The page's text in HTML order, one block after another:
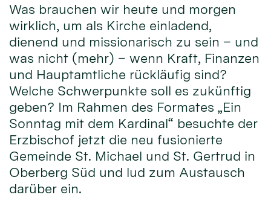
Was brauchen wir heute und morgen
wirklich, um als Kirche einladend,
dienend und missionarisch zu sein – und
was nicht (mehr) – wenn Kraft, Finanzen
und Hauptamtliche rückläufig sind?
Welche Schwerpunkte soll es zukünftig
geben? Im Rahmen des Formates „Ein
Sonntag mit dem Kardinal“ besuchte der
Erzbischof jetzt die neu fusionierte
Gemeinde St. Michael und St. Gertrud in
Oberberg Süd und lud zum Austausch
darüber ein.